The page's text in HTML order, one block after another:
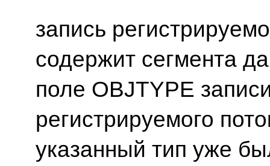
запись
содержит сегмента
поле OBJTYPE
регистрируемого
указанный тип уже